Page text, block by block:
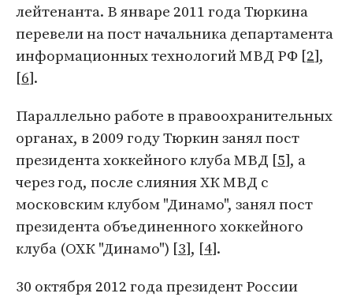
лейтенанта. В январе 2011 года Тюркина
перевели на пост начальника департамента
информационных технологий МВД РФ [2],
[6].
Параллельно работе в правоохранительных
органах, в 2009 году Тюркин занял пост
президента хоккейного клуба МВД [5], а
через год, после слияния ХК МВД с
московским клубом "Динамо", занял пост
президента объединенного хоккейного
клуба (ОХК "Динамо") [3], [4].
30 октября 2012 года президент России